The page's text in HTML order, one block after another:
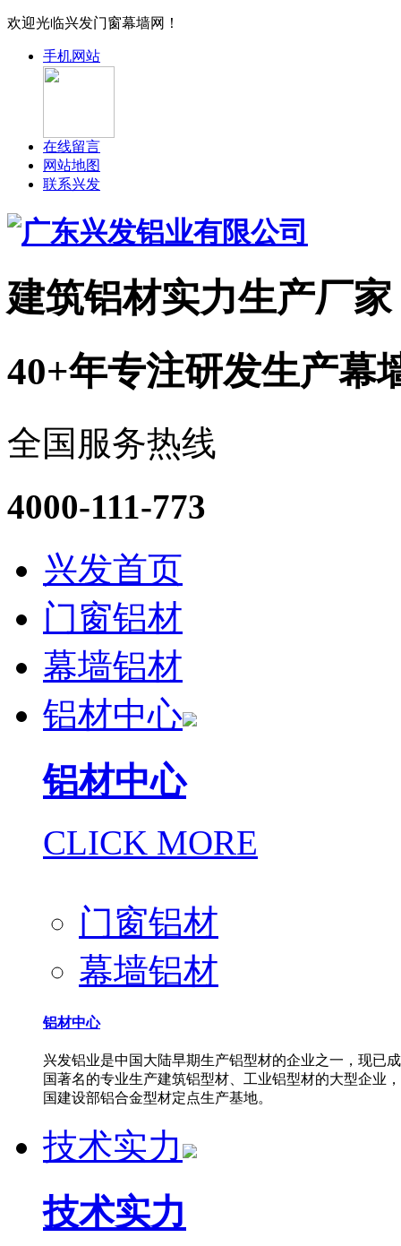
欢迎光临兴发门窗幕墙网！
手机网站
在线留言
网站地图
联系兴发
建筑铝材实力生产厂家
40+年专注研发生产幕
全国服务热线
4000-111-773
兴发首页
门窗铝材
幕墙铝材
铝材中心
铝材中心
CLICK MORE
门窗铝材
幕墙铝材
铝材中心
兴发铝业是中国大陆早期生产铝型材的企业之一，现已
国著名的专业生产建筑铝型材、工业铝型材的大型企业
国建设部铝合金型材定点生产基地。
技术实力
技术实力